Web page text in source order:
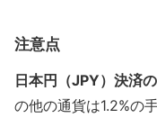
注意点
日本円（JPY）決済
の他の通貨は1.2%の